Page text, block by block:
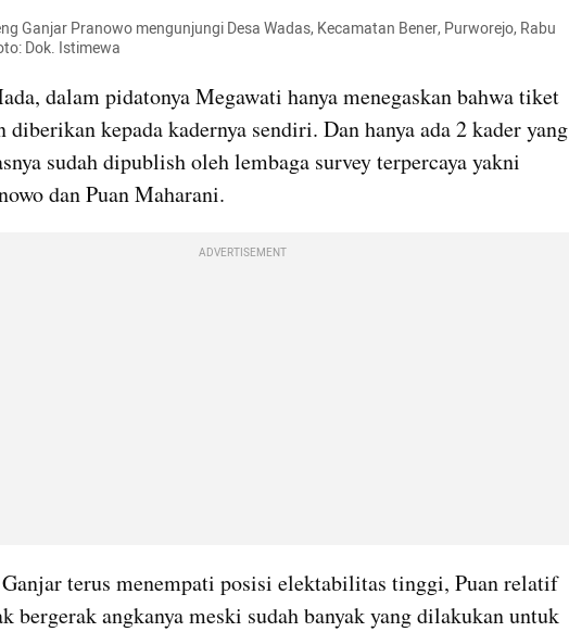
Ganjar Pranowo mengunjungi Desa Wadas, Kecamatan Bener, Purworejo, Rabu
Dok. Istimewa
dalam pidatonya Megawati hanya menegaskan bahwa tiket
diberikan kepada kadernya sendiri. Dan hanya ada 2 kader yang
sudah dipublish oleh lembaga survey terpercaya yakni
dan Puan Maharani.
ADVERTISEMENT
Ganjar terus menempati posisi elektabilitas tinggi, Puan relatif
bergerak angkanya meski sudah banyak yang dilakukan untuk